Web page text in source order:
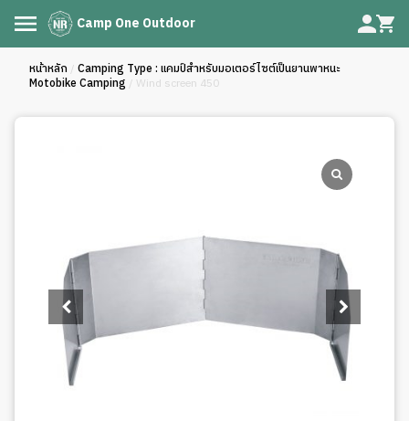
Camp One Outdoor
หน้าหลัก / Camping Type : แคมป์สำหรับมอเตอร์ไซต์เป็นยานพาหนะ
Motobike Camping / Wind screen 450